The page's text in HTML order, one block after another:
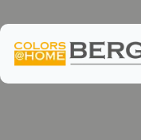
de
inhoud